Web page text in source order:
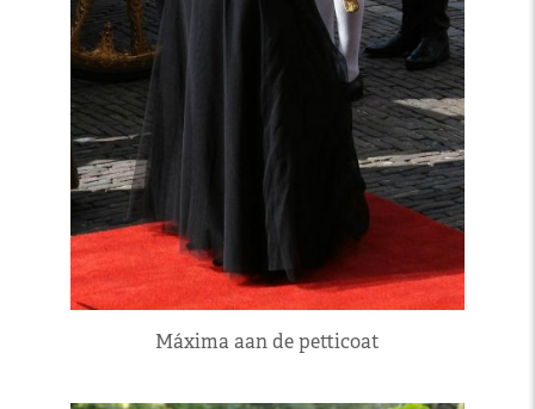
Máxima aan de petticoat